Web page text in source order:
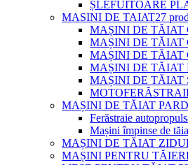
ȘLEFUITOARE
MASINI DE TAIAT27
MAȘINI DE TĂIAT
MAȘINI DE TĂIAT
MAȘINI DE TĂIAT
MAȘINI DE TĂIAT
MAȘINI DE TĂIAT
MAȘINI DE TĂIAT
Ferăstraie
Mașini împinse de
MAȘINI DE TĂIAT
MAȘINI PENTRU